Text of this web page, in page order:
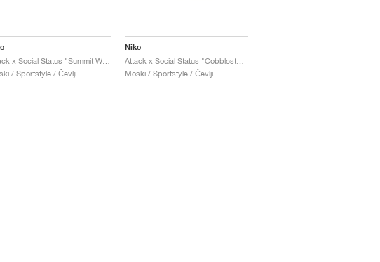
Attack x Social Status "Summit White"
/ Sportstyle / Čevlji
Nike
Moški / Sportstyle / Čevlji